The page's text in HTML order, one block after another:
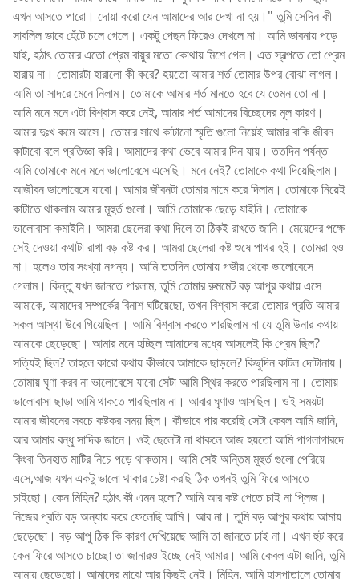
এখন আসতে পারো। দোয়া করো যেন আমাদের আর দেখা না হয়।" তুমি সেদিন কী
সাবলিল ভাবে হেঁটে চলে গেলে। একটু পেছন ফিরেও দেখলে না। আমি ভাবনায় পড়ে
যাই, হঠাৎ তোমার এতো প্রেম বায়ুর মতো কোথায় মিশে গেল। এত স্বল্পতে তো প্রেম
হারায় না। তোমারটা হারালো কী করে? হয়তো আমার শর্ত তোমার উপর বোঝা লাগল।
আমি তা সাদরে মেনে নিলাম। তোমাকে আমার শর্ত মানতে হবে যে তেমন তো না।
আমি মনে মনে এটা বিশ্বাস করে নেই, আমার শর্ত আমাদের বিচ্ছেদের মূল কারণ।
আমার দুঃখ কমে আসে। তোমার সাথে কাটানো স্মৃতি গুলো নিয়েই আমার বাকি জীবন
কাটাবো বলে প্রতিজ্ঞা করি। আমাদের কথা ভেবে আমার দিন যায়। ততদিন পর্যন্ত
আমি তোমাকে মনে মনে ভালোবেসে এসেছি। মনে নেই? তোমাকে কথা দিয়েছিলাম।
আজীবন ভালোবেসে যাবো। আমার জীবনটা তোমার নামে করে দিলাম। তোমাকে নিয়েই
কাটাতে থাকলাম আমার মূহুর্ত গুলো। আমি তোমাকে ছেড়ে যাইনি। তোমাকে
ভালোবাসা কমাইনি। আমরা ছেলেরা কথা দিলে তা ঠিকই রাখতে জানি। মেয়েদের পক্ষে
সেই দেওয়া কথাটা রাখা বড় কষ্ট কর। আমরা ছেলেরা কষ্ট শুষে পাথর হই। তোমরা হও
না। হলেও তার সংখ্যা নগন্য। আমি ততদিন তোমায় গভীর থেকে ভালোবেসে
গেলাম। কিন্তু যখন জানতে পারলাম, তুমি তোমার রুমমেট বড় আপুর কথায় এসে
আমাকে, আমাদের সম্পর্কের বিনাশ ঘটিয়েছো, তখন বিশ্বাস করো তোমার প্রতি আমার
সকল আস্থা উবে গিয়েছিলা। আমি বিশ্বাস করতে পারছিলাম না যে তুমি উনার কথায়
আমাকে ছেড়েছো। আমার মনে হচ্ছিল আমাদের মধ্যে আসলেই কি প্রেম ছিল?
সত্যিই ছিল? তাহলে কারো কথায় কীভাবে আমাকে ছাড়লে? কিছুদিন কাটল দোটানায়।
তোমায় ঘৃণা করব না ভালোবেসে যাবো সেটা আমি স্থির করতে পারছিলাম না। তোমায়
ভালোবাসা ছাড়া আমি থাকতে পারছিলাম না। আবার ঘৃণাও আসছিল। ওই সময়টা
আমার জীবনের সবচে কষ্টকর সময় ছিল। কীভাবে পার করেছি সেটা কেবল আমি জানি,
আর আমার বন্ধু সাদিক জানে। ওই ছেলেটা না থাকলে আজ হয়তো আমি পাগলাগারদে
কিংবা তিনহাত মাটির নিচে পড়ে থাকতাম। আমি সেই অন্তিম মূহুর্ত গুলো পেরিয়ে
এসে,আজ যখন একটু ভালো থাকার চেষ্টা করছি ঠিক তখনই তুমি ফিরে আসতে
চাইছো। কেন মিহিন? হঠাৎ কী এমন হলো? আমি আর কষ্ট পেতে চাই না প্লিজ।
নিজের প্রতি বড় অন্যায় করে ফেলেছি আমি। আর না। তুমি বড় আপুর কথায় আমায়
ছেড়েছো। বড় আপু ঠিক কি কারণ দেখিয়েছে আমি তা জানতে চাই না। এখন হুট করে
কেন ফিরে আসতে চাচ্ছো তা জানারও ইচ্ছে নেই আমার। আমি কেবল এটা জানি, তুমি
আমায় ছেড়েছো। আমাদের মাঝে আর কিছুই নেই। মিহিন, আমি হাসপাতালে তোমার